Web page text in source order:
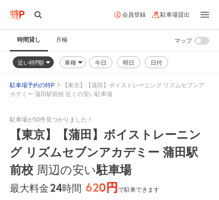
会員登録 駐車場貸出
時間貸し 月極
近い特P順 車種 今日 明日 日付
マップ
駐車場予約の特P
【東京】【蒲田】ボイストレーニング リズムセブンア
カデミー 蒲田駅前校 近くの安い駐車場
駐車場が50件見つかりました！
【東京】【蒲田】ボイストレーニン
グ リズムセブンアカデミー 蒲田駅
前校 周辺の安い駐車場
最大料金24時間 620円で駐車できます